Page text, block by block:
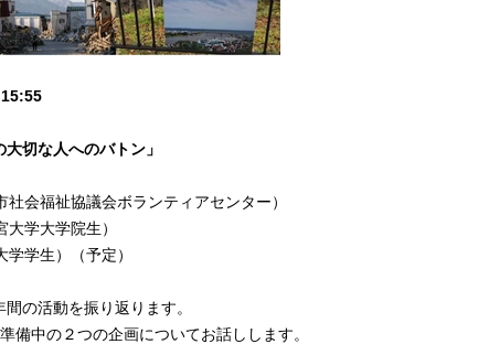
切な人へのバトン」
会福祉協議会ボランティアセンター）
大学院生）
生）（予定）
の活動を振り返ります。
の２つの企画についてお話しします。